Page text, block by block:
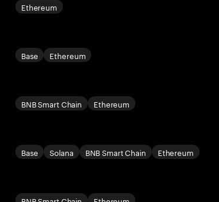
Ethereum
Ethereum
Base
Ethereum
BNB Smart Chain
Ethereum
BNB Smart Chain
Solana
Base